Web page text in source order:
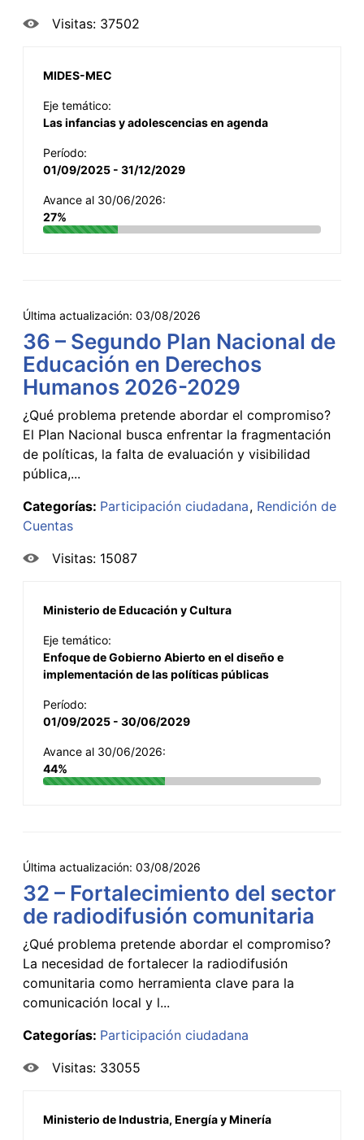
Visitas: 37502
MIDES-MEC
Eje temático:
Las infancias y adolescencias en agenda
Período:
01/09/2025 - 31/12/2029
Avance al 30/06/2026:
27%
Última actualización: 03/08/2026
36 – Segundo Plan Nacional de
Educación en Derechos
Humanos 2026-2029
¿Qué problema pretende abordar el compromiso?
El Plan Nacional busca enfrentar la fragmentación
de políticas, la falta de evaluación y visibilidad
pública,...
Categorías: Participación ciudadana Rendición de
Cuentas
Visitas: 15087
Ministerio de Educación y Cultura
Eje temático:
Enfoque de Gobierno Abierto en el diseño e
implementación de las políticas públicas
Período:
01/09/2025 - 30/06/2029
Avance al 30/06/2026:
44%
Última actualización: 03/08/2026
32 – Fortalecimiento del sector
de radiodifusión comunitaria
¿Qué problema pretende abordar el compromiso?
La necesidad de fortalecer la radiodifusión
comunitaria como herramienta clave para la
comunicación local y l...
Categorías: Participación ciudadana
Visitas: 33055
Ministerio de Industria, Energía y Minería